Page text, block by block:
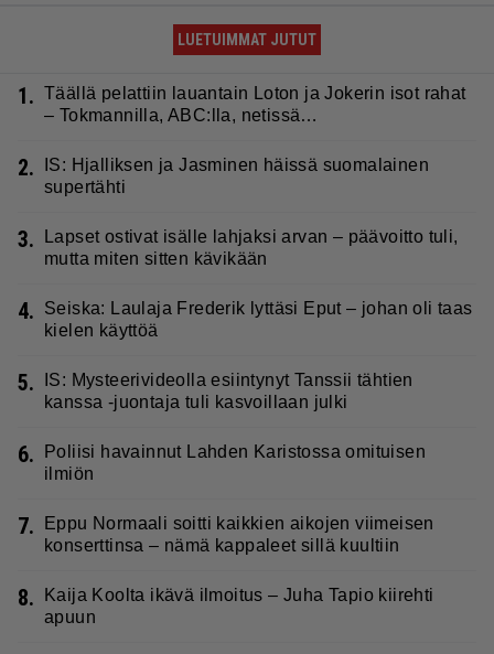
LUETUIMMAT JUTUT
1. Täällä pelattiin lauantain Loton ja Jokerin isot rahat
– Tokmannilla, ABC:lla, netissä…
2.
IS: Hjalliksen ja Jasminen häissä suomalainen
supertähti
3.
Lapset ostivat isälle lahjaksi arvan – päävoitto tuli,
mutta miten sitten kävikään
4.
Seiska: Laulaja Frederik lyttäsi Eput – johan oli taas
kielen käyttöä
5.
IS: Mysteerivideolla esiintynyt Tanssii tähtien
kanssa -juontaja tuli kasvoillaan julki
6.
Poliisi havainnut Lahden Karistossa omituisen
ilmiön
7.
Eppu Normaali soitti kaikkien aikojen viimeisen
konserttinsa – nämä kappaleet sillä kuultiin
8.
Kaija Koolta ikävä ilmoitus – Juha Tapio kiirehti
apuun